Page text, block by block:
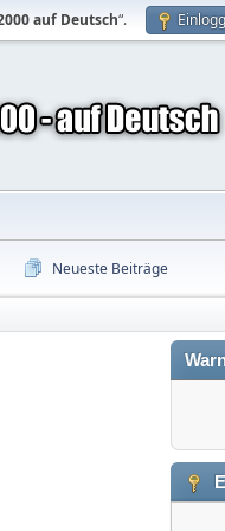
auf Deutsch“.
Neueste Beiträge